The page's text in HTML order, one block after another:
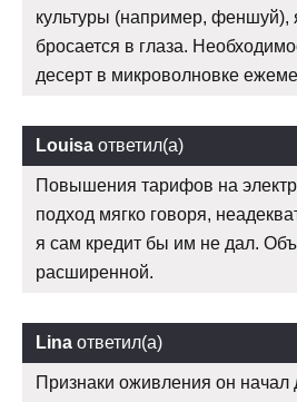
культуры (например, феншуй),
бросается в глаза.
десерт в микроволновке
Louisa ответил(а)
Повышения тарифов на
подход мягко говоря,
я сам кредит бы им не дал.
расширенной.
Lina ответил(а)
Признаки оживления он начал